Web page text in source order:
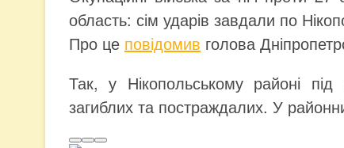
область: сім ударів завдали по
Про це повідомив голова
Так, у Нікопольському районі
загиблих та постраждалих. У